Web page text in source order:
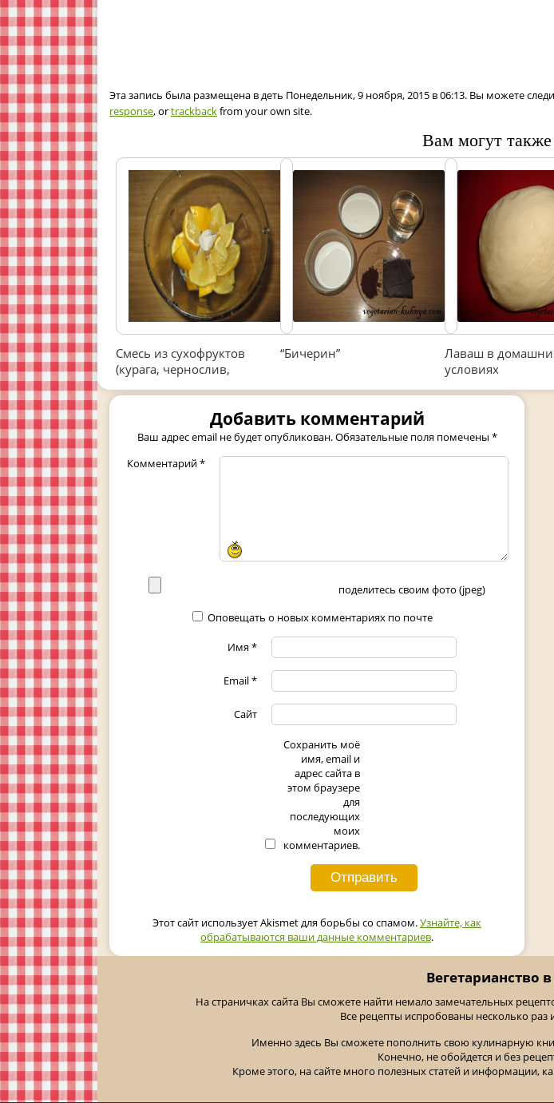
Эта запись была размещена в деть Понедельник, 9 ноября, 2015 в 06:13. Вы можете
response, ortrackbackfrom your own site.
Вам могут также
Смесь из сухофруктов
(курага, чернослив,
“Бичерин”
Лаваш в
условиях
Добавить комментарий
Ваш адрес email не будет опубликован.Обязательные поля помечены *
Комментарий*
поделитесь своим фото (jpeg)
Оповещать о новых комментариях по почте
Имя*
Email*
Сайт
Сохранить моё
имя, email и
адрес сайта в
этом браузере
для
последующих
моих
комментариев.
Этот сайт использует Akismet для борьбы со спамом.Узнайте, как
обрабатываются ваши данные комментариев.
Вегетарианство
На страничках сайта Вы сможете найти немало замечательных
Все рецепты испробованы несколько раз
Именно здесь Вы сможете пополнить свою кулинарную
Конечно, не обойдется и без
Кроме этого, на сайте много полезных статей и информации,